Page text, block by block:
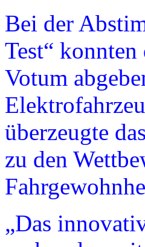
Bei der
Test“
Votum
überzeugte
zu den
„Das